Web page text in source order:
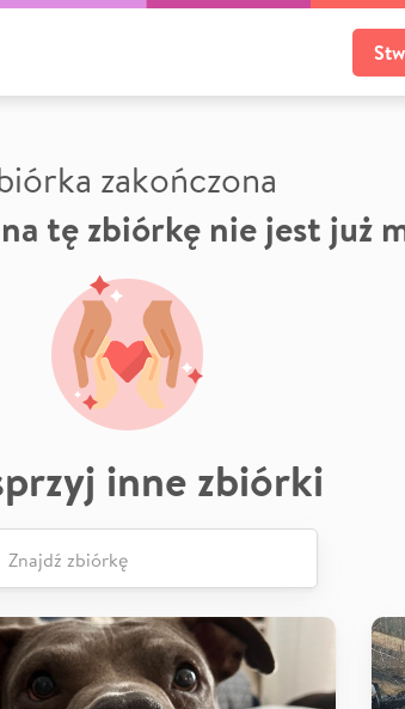
zakończona
tę zbiórkę nie jest już
inne zbiórki